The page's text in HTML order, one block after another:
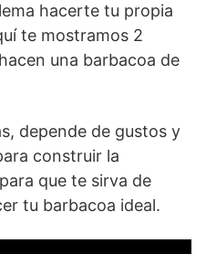
hacerte tu propia
te mostramos 2
una barbacoa de
depende de gustos y
construir la
que te sirva de
tu barbacoa ideal.